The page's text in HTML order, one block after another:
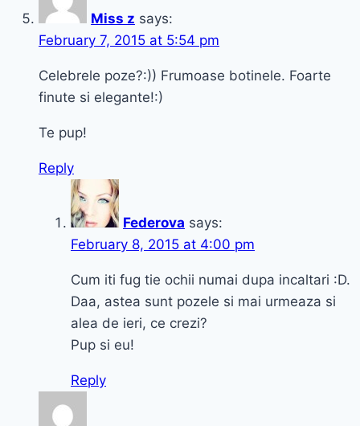
Miss z says:
February 7, 2015 at 5:54 pm
Celebrele poze?:)) Frumoase botinele. Foarte
finute si elegante!:)
Te pup!
Reply
Federova says:
February 8, 2015 at 4:00 pm
Cum iti fug tie ochii numai dupa incaltari :D.
Daa, astea sunt pozele si mai urmeaza si
alea de ieri, ce crezi?
Pup si eu!
Reply